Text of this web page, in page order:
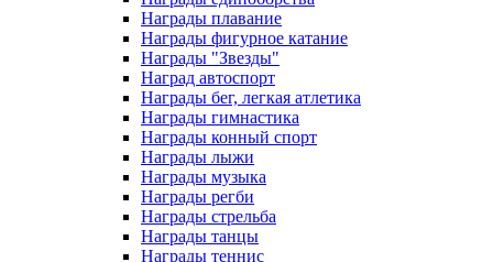
Награды плавание
Награды фигурное катание
Награды "Звезды"
Наград автоспорт
Награды бег, легкая атлетика
Награды гимнастика
Награды конный спорт
Награды лыжи
Награды музыка
Награды регби
Награды стрельба
Награды танцы
Награды теннис